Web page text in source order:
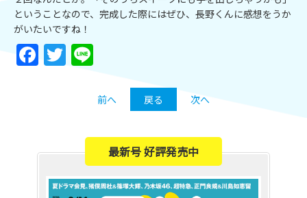
ということなので、完成した際にはぜひ、長野くんに感想をうか
がいたいですね！
Facebook
Twitter
前へ 戻る 次へ
最新号 好評発売中